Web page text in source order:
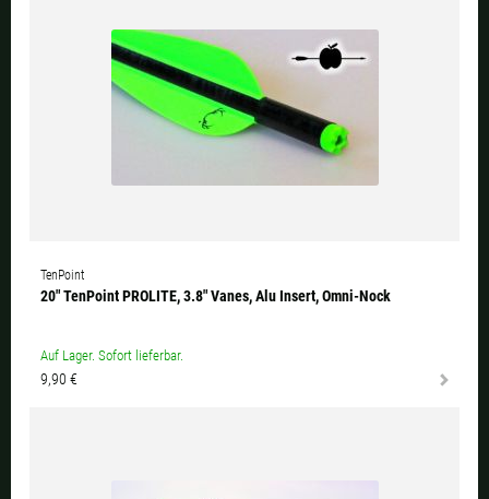
TenPoint
20" TenPoint PROLITE, 3.8" Vanes, Alu Insert, Omni-Nock
Auf Lager. Sofort lieferbar.
9,90 €